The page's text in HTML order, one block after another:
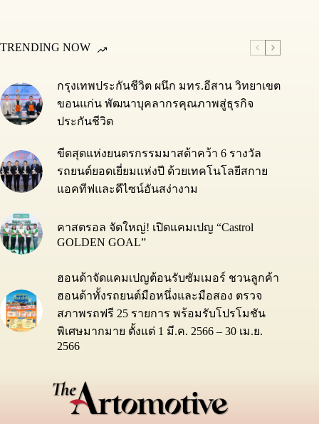
TRENDING NOW
กรุงเทพประกันชีวิต ผนึก มทร.อีสาน วิทยาเขต
ขอนแก่น พัฒนาบุคลากรคุณภาพสู่ธุรกิจ
ประกันชีวิต
ขีดสุดแห่งยนตรกรรมมาสด้าคว้า 6 รางวัล
รถยนต์ยอดเยี่ยมแห่งปี ด้วยเทคโนโลยีสกาย
แอคทีฟและดีไซน์อันสง่างาม
คาสตรอล จัดใหญ่! เปิดแคมเปญ “Castrol
GOLDEN GOAL”
ฮอนด้าจัดแคมเปญต้อนรับซัมเมอร์ ชวนลูกค้า
ฮอนด้าทั้งรถยนต์มือหนึ่งและมือสอง ตรวจ
สภาพรถฟรี 25 รายการ พร้อมรับโปรโมชัน
พิเศษมากมาย ตั้งแต่ 1 มี.ค. 2566 – 30 เม.ย.
2566